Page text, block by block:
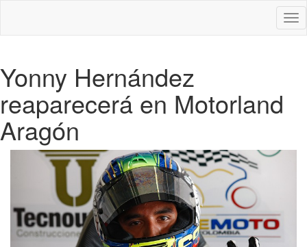
Yonny Hernández
reaparecerá en Motorland
Aragón